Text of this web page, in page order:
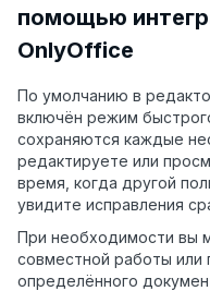
помощью
OnlyOffice
По умолчанию в
включён режим
сохраняются каждые
редактируете или
время, когда другой
увидите исправления
При необходимости вы
совместной работы
определённого